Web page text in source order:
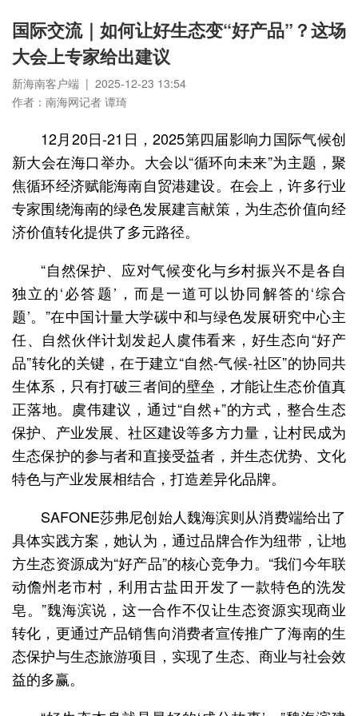
国际交流｜如何让好生态变“好产品”？这场
大会上专家给出建议
新海南客户端 | 2025-12-23 13:54
作者：南海网记者 谭琦
12月20日-21日，2025第四届影响力国际气候创
新大会在海口举办。大会以“循环向未来”为主题，聚
焦循环经济赋能海南自贸港建设。在会上，许多行业
专家围绕海南的绿色发展建言献策，为生态价值向经
济价值转化提供了多元路径。
“自然保护、应对气候变化与乡村振兴不是各自
独立的‘必答题’，而是一道可以协同解答的‘综合
题’。”在中国计量大学碳中和与绿色发展研究中心主
任、自然伙伴计划发起人虞伟看来，好生态向“好产
品”转化的关键，在于建立“自然-气候-社区”的协同共
生体系，只有打破三者间的壁垒，才能让生态价值真
正落地。虞伟建议，通过“自然+”的方式，整合生态
保护、产业发展、社区建设等多方力量，让村民成为
生态保护的参与者和直接受益者，并生态优势、文化
特色与产业发展相结合，打造差异化品牌。
SAFONE莎弗尼创始人魏海滨则从消费端给出了
具体实践方案，她认为，通过品牌合作为纽带，让地
方生态资源成为“好产品”的核心竞争力。“我们今年联
动儋州老市村，利用古盐田开发了一款特色的洗发
皂。”魏海滨说，这一合作不仅让生态资源实现商业
转化，更通过产品销售向消费者宣传推广了海南的生
态保护与生态旅游项目，实现了生态、商业与社会效
益的多赢。